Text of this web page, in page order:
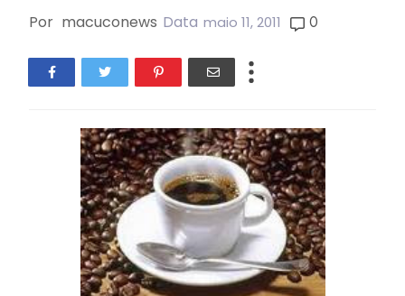
Por macuconews Data maio 11, 2011 0